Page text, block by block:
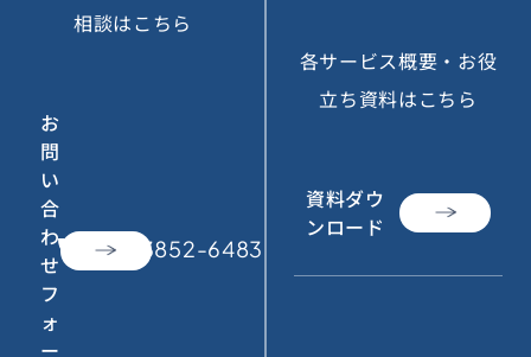
相談はこちら
お
問
い
合
わ
せ
フ
ォ
ー
call 050-3852-6483
各サービス概要・お役
立ち資料はこちら
資料ダウ
ンロード